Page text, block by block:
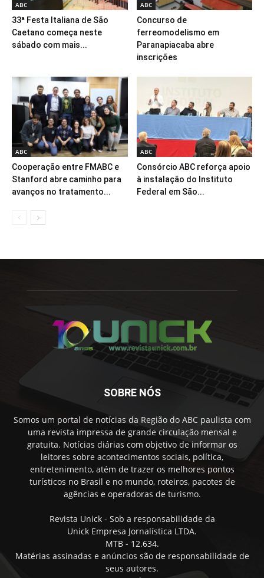
ABC
33ª Festa Italiana de São
Caetano começa neste
sábado com mais...
ABC
Concurso de
ferreomodelismo em
Paranapiacaba abre
inscrições
ABC
Cooperação entre FMABC e
Stanford abre caminho para
avanços no tratamento...
ABC
Consórcio ABC reforça apoio
à instalação do Instituto
Federal em São...
SOBRE NÓS
Somos um portal de notícias da Região do ABC paulista com
uma revista impressa de grande circulação mensal e
gratuita. Notícias diárias com objetivo de informar os
leitores sobre acontecimentos sociais, política,
entretenimento, atém de trazer os melhores pontos
turísticos no Brasil e no mundo, roteiros, pacotes de
agências e operadoras de turismo.
Revista Unick - Sob a responsabilidade da
Unick Empresa Jornalística LTDA.
MTB - 12.634.
Matérias assinadas e anúncios são de responsabilidade de
seus autores.